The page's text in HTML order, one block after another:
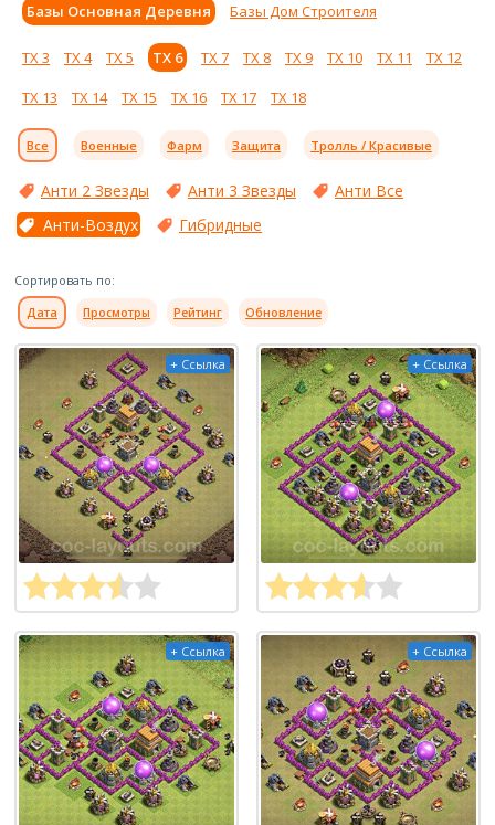
Базы Основная Деревня Базы Дом Строителя
ТХ 3 ТХ 4 ТХ 5 ТХ 6 ТХ 7 ТХ 8 ТХ 9 ТХ 10 ТХ 11
ТХ 12
ТХ 13
ТХ 14 ТХ 15 ТХ 16 ТХ 17 ТХ 18
Все Военные Фарм Защита Тролль / Красивые
Анти 2 Звезды Анти 3 Звезды
Анти Все
Анти-Воздух
Гибридные
Сортировать по:
Дата Просмотры Рейтинг Обновление
+ Ссылка + Ссылка
+ Ссылка + Ссылка